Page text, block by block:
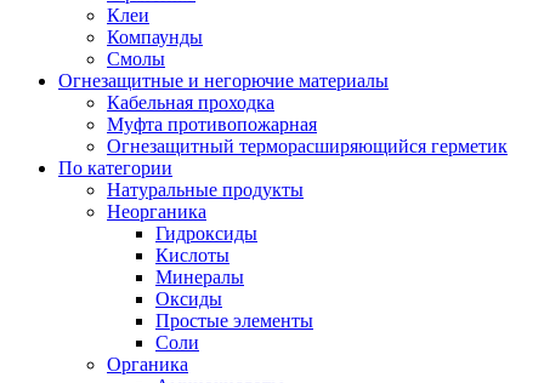
Клеи
Компаунды
Смолы
Огнезащитные и негорючие материалы
Кабельная проходка
Муфта противопожарная
Огнезащитный терморасширяющийся герметик
По категории
Натуральные продукты
Неорганика
Гидроксиды
Кислоты
Минералы
Оксиды
Простые элементы
Соли
Органика